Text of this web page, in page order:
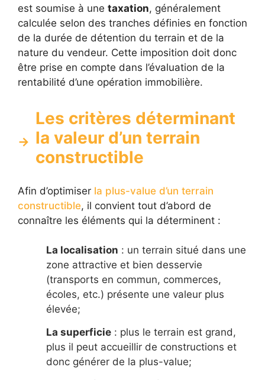
est soumise à une taxation, généralement
calculée selon des tranches définies en fonction
de la durée de détention du terrain et de la
nature du vendeur. Cette imposition doit donc
être prise en compte dans l’évaluation de la
rentabilité d’une opération immobilière.
Les critères déterminant
la valeur d’un terrain
constructible
Afin d’optimiser la plus-value d’un terrain
constructible, il convient tout d’abord de
connaître les éléments qui la déterminent :
La localisation : un terrain situé dans une
zone attractive et bien desservie
(transports en commun, commerces,
écoles, etc.) présente une valeur plus
élevée;
La superficie : plus le terrain est grand,
plus il peut accueillir de constructions et
donc générer de la plus-value;